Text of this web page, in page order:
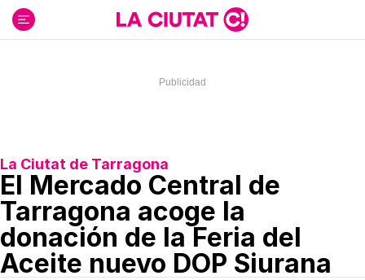
contenido
La Ciutat de Tarragona
El Mercado Central de
Tarragona acoge la
donación de la Feria del
Aceite nuevo DOP Siurana